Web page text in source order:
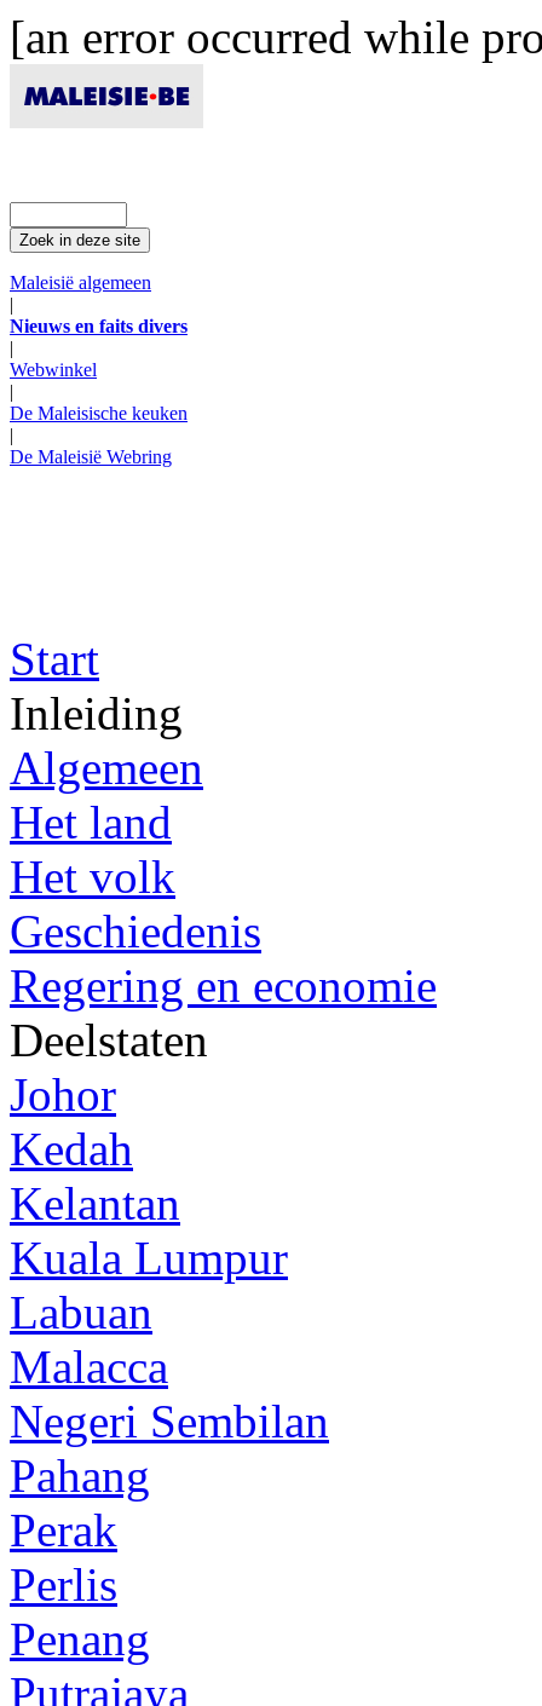
[an error occurred while
Maleisië algemeen
|
Nieuws en faits divers
|
Webwinkel
|
De Maleisische keuken
|
De Maleisië Webring
Start
Inleiding
Algemeen
Het land
Het volk
Geschiedenis
Regering en economie
Deelstaten
Johor
Kedah
Kelantan
Kuala Lumpur
Labuan
Malacca
Negeri Sembilan
Pahang
Perak
Perlis
Penang
Putrajaya